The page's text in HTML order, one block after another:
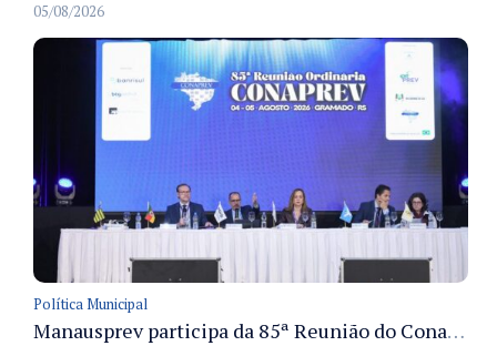
05/08/2026
Política Municipal
Manausprev participa da 85ª Reunião do Conaprev e discute governança e sustentabilidade dos RPPS em Gramado